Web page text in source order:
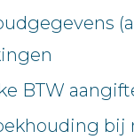
BTW